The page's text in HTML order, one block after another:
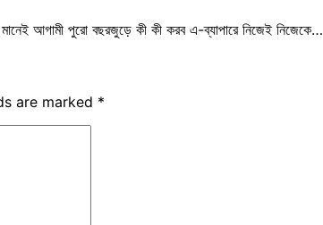
আগামী পুরো বছরজুড়ে কী কী করব এ-ব্যাপারে নিজেই নিজেকে…
are marked *